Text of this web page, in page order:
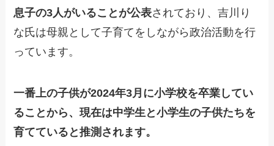
息子の3人がいることが公表されており、吉川り
な氏は母親として子育てをしながら政治活動を行
っています。
一番上の子供が2024年3月に小学校を卒業してい
ることから、現在は中学生と小学生の子供たちを
育てていると推測されます。